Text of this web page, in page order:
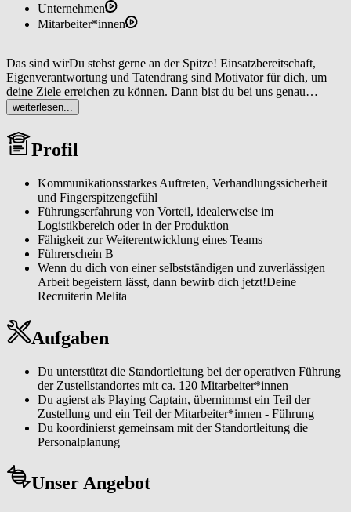
Unternehmen
Mitarbeiter*innen
Das sind wirDu stehst gerne an der Spitze! Einsatzbereitschaft,
Eigenverantwortung und Tatendrang sind Motivator für dich, um
deine Ziele erreichen zu können. Dann bist du bei uns genau
richtig!Egal ob Personalwesen oder Fuhrpark, als Stellvertretung
Standortleiter*in (w/m/d) bist du dafür verantwortlich, dass der
Betrieb vor Ort reibungslos funktioniert. Dabei hast du nicht nur die
Möglichkeit, immer wieder neue Wege zu gehen, sondern auch Teil
mit Rat und Tat zur Seite, ebenso wie moderne Technologien, die
dir deine Arbeit erleichtern.
weiterlesen...
Profil
Kommunikationsstarkes Auftreten, Verhandlungssicherheit
und Fingerspitzengefühl
Führungserfahrung von Vorteil, idealerweise im
Logistikbereich oder in der Produktion
Fähigkeit zur Weiterentwicklung eines Teams
Führerschein B
Wenn du dich von einer selbstständigen und zuverlässigen
Arbeit begeistern lässt, dann bewirb dich jetzt!Deine
Recruiterin Melita
Aufgaben
Du unterstützt die Standortleitung bei der operativen Führung
der Zustellstandortes mit ca. 120 Mitarbeiter*innen
Du agierst als Playing Captain, übernimmst ein Teil der
Zustellung und ein Teil der Mitarbeiter*innen - Führung
Du koordinierst gemeinsam mit der Standortleitung die
Personalplanung
Unser Angebot